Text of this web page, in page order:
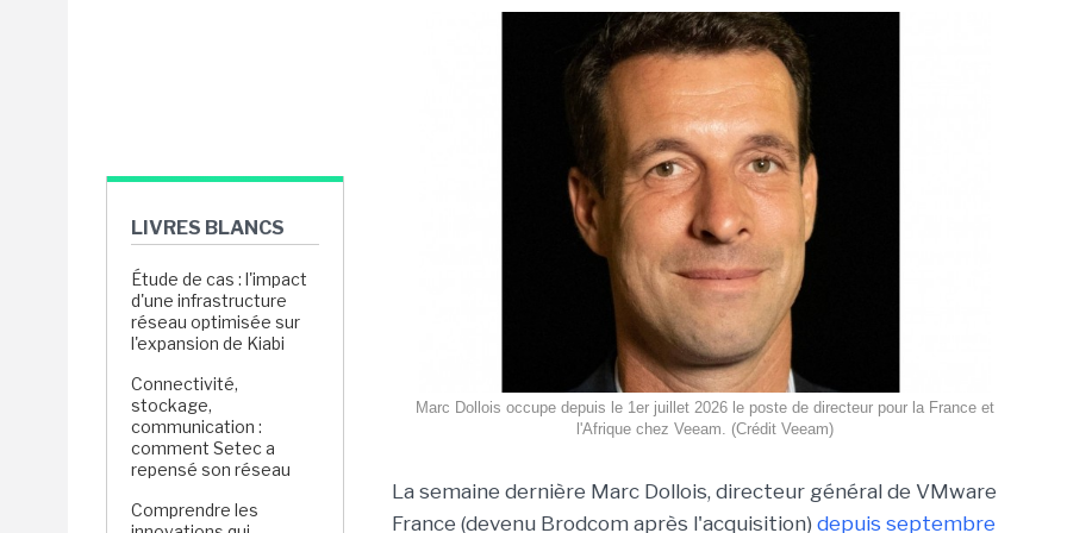
LIVRES BLANCS
Étude de cas : l'impact
d'une infrastructure
réseau optimisée sur
l'expansion de Kiabi
Connectivité,
stockage,
communication :
comment Setec a
repensé son réseau
Comprendre les
Marc Dollois occupe depuis le 1er juillet 2026 le poste de directeur pour la France et
l'Afrique chez Veeam. (Crédit Veeam)
La semaine dernière Marc Dollois, directeur général de VMware
France (devenu Brodcom après l'acquisition) depuis septembre